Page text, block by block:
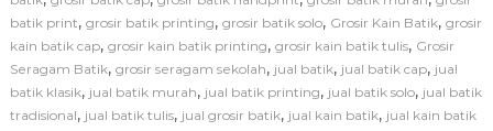
S
e
r
a
batik print, grosir batik printing, grosir batik solo, Grosir Kain Batik, grosir
kain batik cap, grosir kain batik printing, grosir kain batik tulis, Grosir
Seragam Batik, grosir seragam sekolah, jual batik, jual batik cap, jual
batik klasik, jual batik murah, jual batik printing, jual batik solo, jual batik
tradisional, jual batik tulis, jual grosir batik, jual kain batik, jual kain batik